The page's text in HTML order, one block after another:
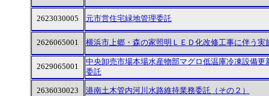
2623030005 元市営住宅緑地管理委託
2626065001 横浜市上郷・森の家照明ＬＥＤ化改修工事に伴う実
2629065001
中央卸売市場本場水産物部マグロ低温庫冷凍設備更
委託
2636030023 港南土木管内河川水路維持業務委託（その２）